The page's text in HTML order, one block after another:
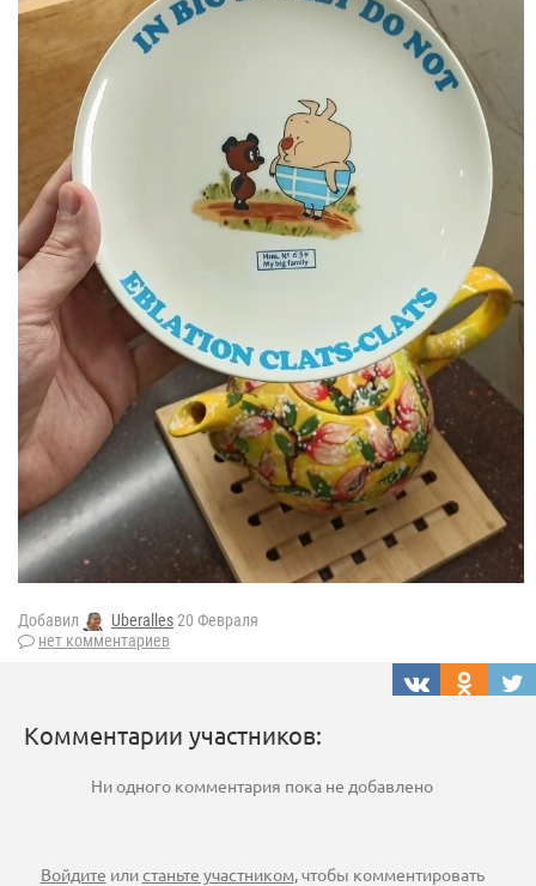
Добавил Uberalles20 Февраля
нет комментариев
Комментарии участников:
Ни одного комментария пока не добавлено
Войдите илистаньте участником, чтобы комментировать